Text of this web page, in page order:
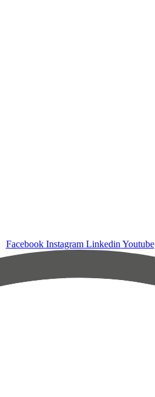
Facebook Instagram Linkedin Youtube